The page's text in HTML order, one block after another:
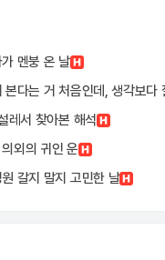
멘붕 온 날
본다는 거 처음인데, 생각보다
레서 찾아본 해석
외의 귀인 운
갈지 말지 고민한 날